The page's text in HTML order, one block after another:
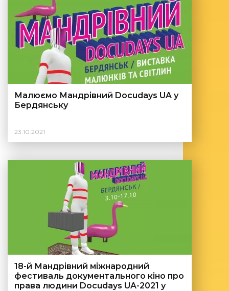
Малюємо Мандрівний Docudays UA у
Бердянську
23.10.2021
18-й Мандрівний міжнародний
фестиваль документального кіно про
права людини Docudays UA-2021 у